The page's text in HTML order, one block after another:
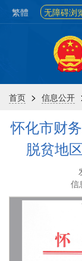
繁體 无障碍浏
首页 > 信息公开
怀化市财
脱贫地
信